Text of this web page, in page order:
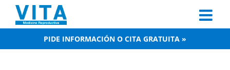
content
PIDE INFORMACIÓN O CITA GRATUITA »